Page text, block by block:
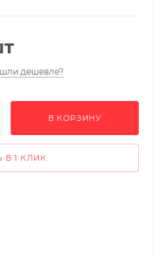
дешевле?
В КОРЗИНУ
В 1 КЛИК